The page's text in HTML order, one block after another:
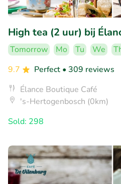
High tea (2 uur) bij
Tomorrow Mo Tu We
9.7
Perfect • 309 reviews
Élance Boutique Café
's-Hertogenbosch (0km)
Sold: 298